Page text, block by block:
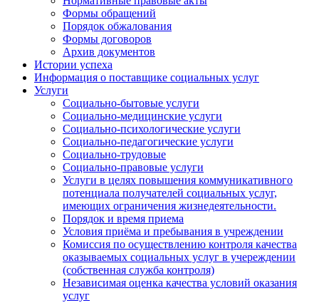
Формы обращений
Порядок обжалования
Формы договоров
Архив документов
Истории успеха
Информация о поставщике социальных услуг
Услуги
Социально-бытовые услуги
Социально-медицинские услуги
Социально-психологические услуги
Социально-педагогические услуги
Социально-трудовые
Социально-правовые услуги
Услуги в целях повышения коммуникативного
потенциала получателей социальных услуг,
имеющих ограничения жизнедеятельности.
Порядок и время приема
Условия приёма и пребывания в учреждении
Комиссия по осуществлению контроля качества
оказываемых социальных услуг в учереждении
(собственная служба контроля)
Независимая оценка качества условий оказания
услуг